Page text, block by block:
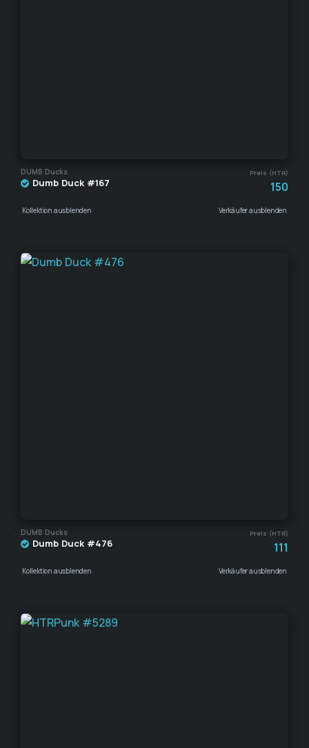
DUMB Ducks Preis (HTR)
Dumb Duck #167 150
Kollektion ausblenden Verkäufer ausblenden
DUMB Ducks Preis (HTR)
Dumb Duck #476 111
Kollektion ausblenden Verkäufer ausblenden